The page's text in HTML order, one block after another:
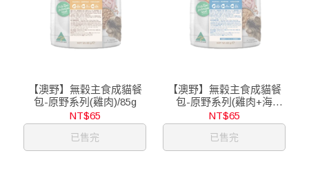
【澳野】無穀主食成貓餐
包-原野系列(雞肉)/85g
NT$65
已售完
【澳野】無穀主食成貓餐
包-原野系列(雞肉+海
魚)/85g
NT$65
已售完